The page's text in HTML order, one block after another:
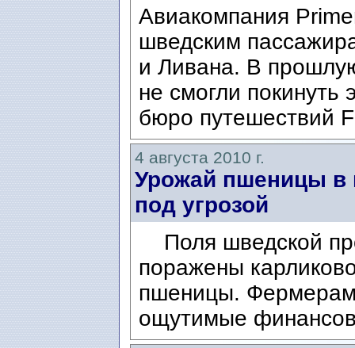
Авиакомпания
шведским
и Ливана. В
не смогли покинуть
бюро путешествий
4 августа 2010 г.
Урожай пшеницы в
под угрозой
Поля шведской
поражены
пшеницы.
ощутимые